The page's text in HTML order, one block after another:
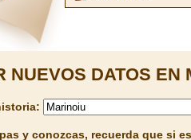
NUEVOS DATOS EN
y conozcas, recuerda que si